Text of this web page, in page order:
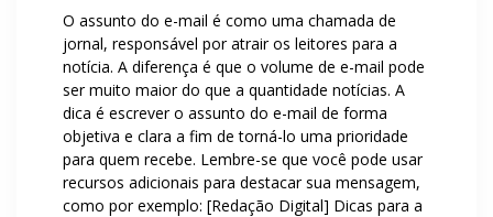
O assunto do e-mail é como uma chamada de
jornal, responsável por atrair os leitores para a
notícia. A diferença é que o volume de e-mail pode
ser muito maior do que a quantidade notícias. A
dica é escrever o assunto do e-mail de forma
objetiva e clara a fim de torná-lo uma prioridade
para quem recebe. Lembre-se que você pode usar
recursos adicionais para destacar sua mensagem,
como por exemplo: [Redação Digital] Dicas para a